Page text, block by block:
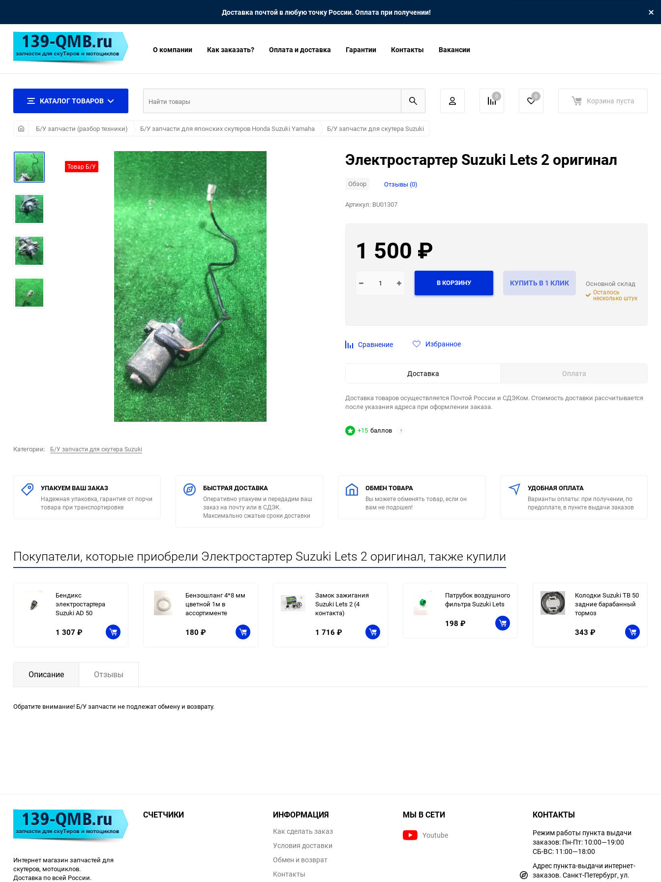
Доставка почтой в любую точку России. Оплата при получении!
О компании Как заказать? Оплата и доставка Гарантии Контакты Вакансии
КАТАЛОГ ТОВАРОВ 0 0 Корзина пуста
Б/У запчасти (разбор техники) Б/У запчасти для японских скутеров Honda Suzuki Yamaha Б/У запчасти для скутера Suzuki
Товар Б/У
Категории: Б/У запчасти для скутера Suzuki
Электростартер Suzuki Lets 2 оригинал
Обзор Отзывы (0)
Артикул: BU01307
1 500 ₽
В КОРЗИНУ КУПИТЬ В 1 КЛИК Основной склад
Осталось
несколько штук
Сравнение Избранное
Доставка Оплата
Доставка товаров осуществляется Почтой России и СДЭКом. Стоимость доставки рассчитывается
после указания адреса при оформлении заказа.
+15 баллов ?
УПАКУЕМ ВАШ ЗАКАЗ
Надежная упаковка, гарантия от порчи
товара при транспортировке
БЫСТРАЯ ДОСТАВКА
Оперативно упакуем и передадим ваш
заказ на почту или в СДЭК.
Максимально сжатые сроки доставки
ОБМЕН ТОВАРА
Вы можете обменять товар, если он
вам не подошел!
УДОБНАЯ ОПЛАТА
Варианты оплаты: при получении, по
предоплате, в пункте выдачи заказов
Покупатели, которые приобрели Электростартер Suzuki Lets 2 оригинал, также купили
Бендикс
электростартера
Suzuki АD 50
1 307 ₽
Бензошланг 4*8 мм
цветной 1м в
ассортименте
180 ₽
Замок зажигания
Suzuki Lets 2 (4
контакта)
1 716 ₽
Патрубок воздушного
фильтра Suzuki Lets
198 ₽
Колодки Suzuki TB 50
задние барабанный
тормоз
343 ₽
Описание Отзывы
Обратите внимание! Б/У запчасти не подлежат обмену и возврату.
Интернет магазин запчастей для
скутеров, мотоциклов.
Доставка по всей России.
СЧЕТЧИКИ ИНФОРМАЦИЯ
Как сделать заказ
Условия доставки
Обмен и возврат
Контакты
МЫ В СЕТИ
Youtube
КОНТАКТЫ
Режим работы пункта выдачи
заказов: Пн-Пт: 10:00—19:00
СБ-ВС: 11:00—18:00
Адрес пункта-выдачи интернет-
заказов. Санкт-Петербург, ул.